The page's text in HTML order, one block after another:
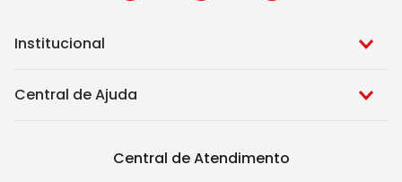
Institucional
Central de Ajuda
Central de Atendimento